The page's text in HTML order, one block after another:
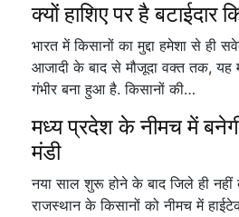
क्यों हाशिए पर है बटाईदार
भारत में किसानों का मुद्दा हमेशा से ही
आजादी के बाद से मौजूदा वक्त तक,
गंभीर बना हुआ है. किसानों की…
मध्य प्रदेश के नीमच में
मंडी
नया साल शुरू होने के बाद जिले ही
राजस्थान के किसानों को नीमच में